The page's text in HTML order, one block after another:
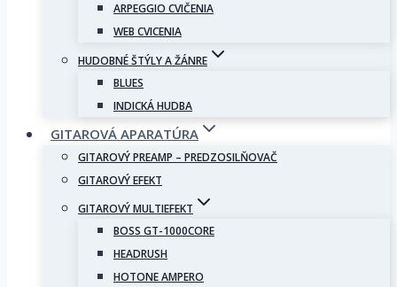
ARPEGGIO CVIČENIA
WEB CVICENIA
HUDOBNÉ ŠTÝLY A ŽÁNRE
BLUES
INDICKÁ HUDBA
GITAROVÁ APARATÚRA
GITAROVÝ PREAMP – PREDZOSILŇOVAČ
GITAROVÝ EFEKT
GITAROVÝ MULTIEFEKT
BOSS GT-1000CORE
HEADRUSH
HOTONE AMPERO